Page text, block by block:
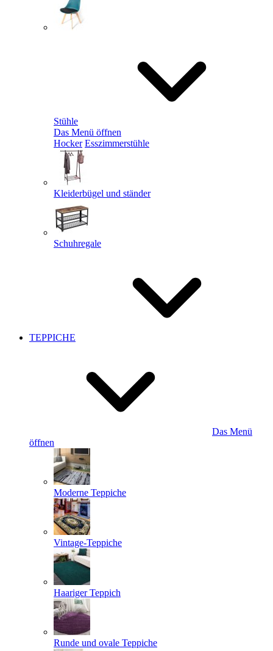
Stühle
Das Menü öffnen
Hocker Esszimmerstühle
Kleiderbügel und ständer
Schuhregale
TEPPICHE
Das Menü
öffnen
Moderne Teppiche
Vintage-Teppiche
Haariger Teppich
Runde und ovale Teppiche